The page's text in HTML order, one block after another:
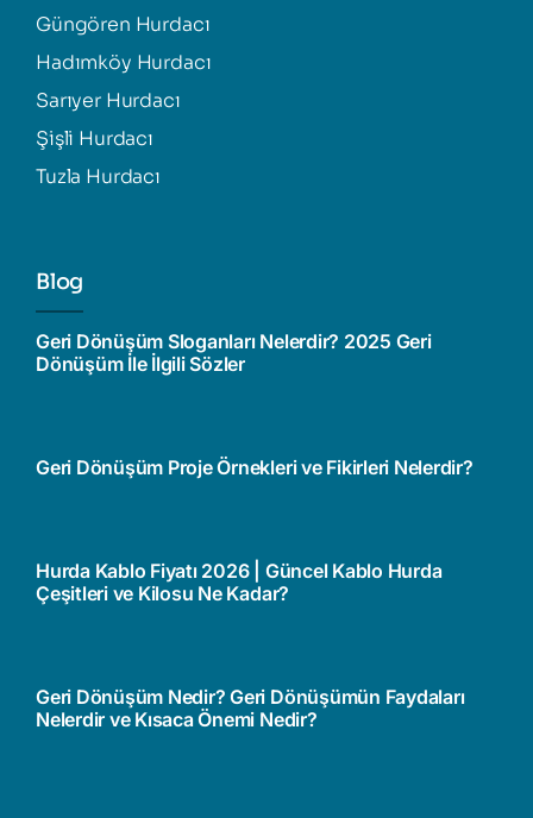
Güngören Hurdacı
Hadımköy Hurdacı
Sarıyer Hurdacı
Şişli Hurdacı
Tuzla Hurdacı
Blog
Geri Dönüşüm Sloganları Nelerdir? 2025 Geri
Dönüşüm İle İlgili Sözler
Geri Dönüşüm Proje Örnekleri ve Fikirleri Nelerdir?
Hurda Kablo Fiyatı 2026 | Güncel Kablo Hurda
Çeşitleri ve Kilosu Ne Kadar?
Geri Dönüşüm Nedir? Geri Dönüşümün Faydaları
Nelerdir ve Kısaca Önemi Nedir?